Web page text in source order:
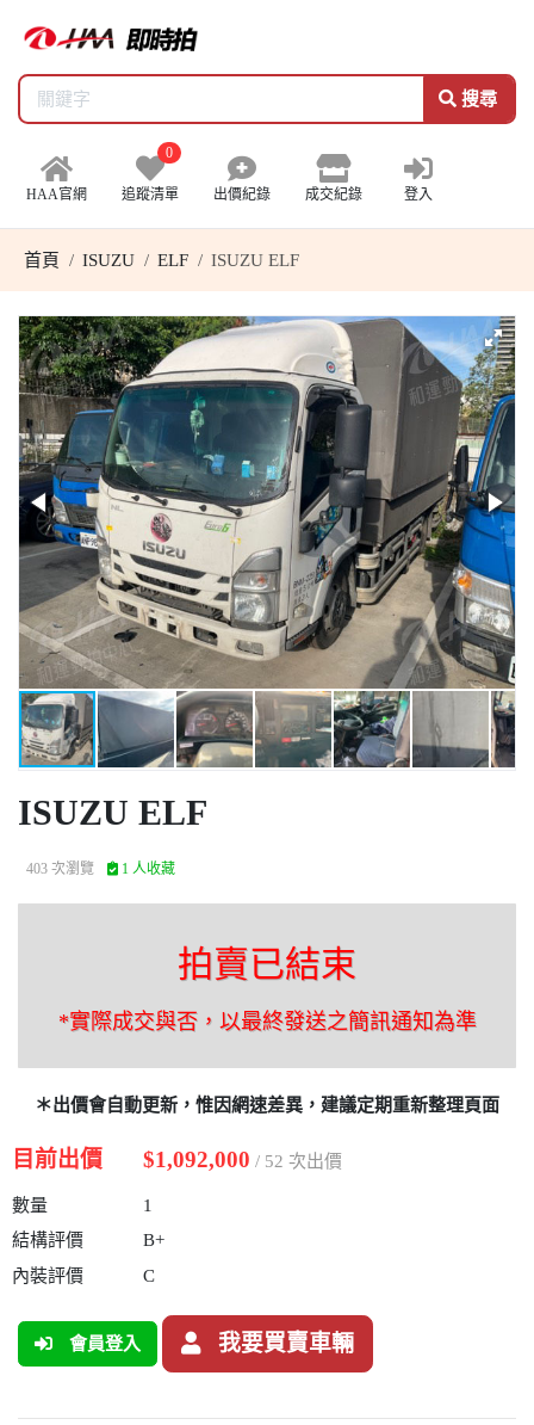
搜尋
HAA官網
0
追蹤清單 出價紀錄 成交紀錄 登入
首頁 ISUZU ELF ISUZU ELF
ISUZU ELF
403 次瀏覽 1 人收藏
拍賣已結束
*實際成交與否，以最終發送之簡訊通知為準
＊出價會自動更新，惟因網速差異，建議定期重新整理頁面
目前出價 $1,092,000 / 52 次出價
數量
1
結構評價
B+
內裝評價
C
會員登入 我要買賣車輛